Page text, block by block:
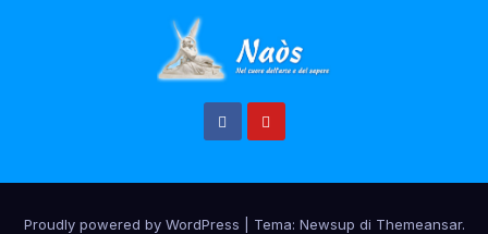
Proudly powered by WordPress Tema: Newsup di Themeansar.